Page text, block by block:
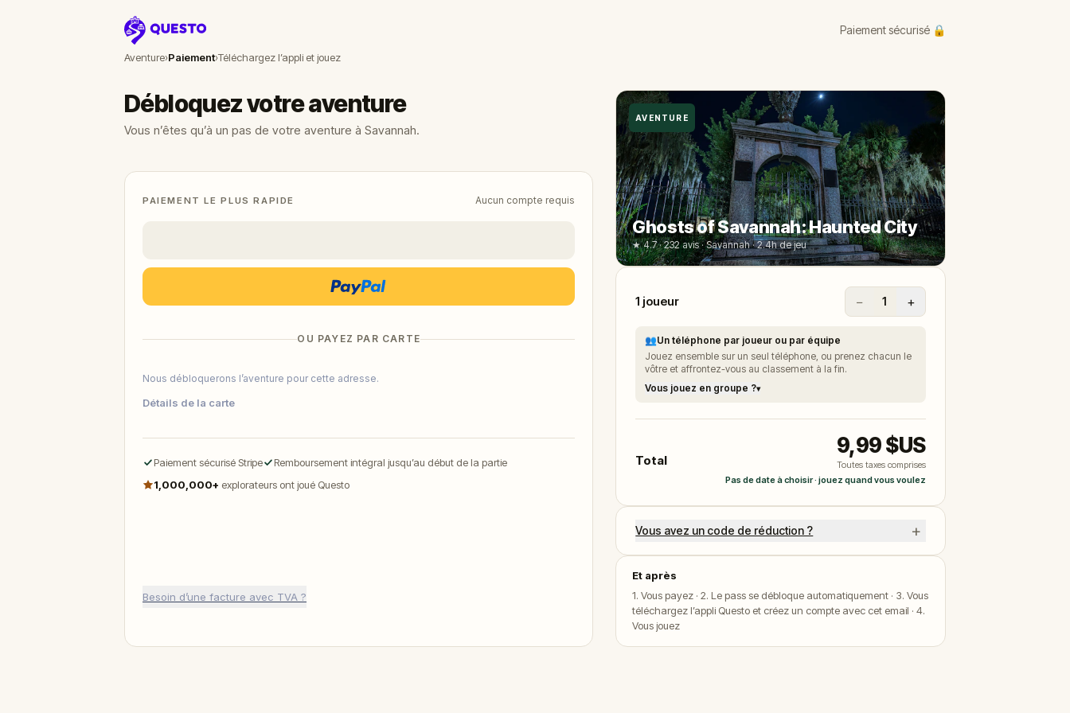
Questo
Paiement sécurisé 🔒
Aventure›Paiement›Téléchargez l’appli et jouez
Débloquez votre aventure
Vous n’êtes qu’à un pas de votre aventure à Savannah.
PAIEMENT LE PLUS RAPIDE Aucun compte requis
OU PAYEZ PAR CARTE
Nous débloquerons l’aventure pour cette adresse.
Détails de la carte
Paiement sécurisé Stripe
Remboursement intégral jusqu’au début de la partie
1,000,000+ explorateurs ont joué Questo
Besoin d’une facture avec TVA ?
AVENTURE
Ghosts of Savannah: Haunted City
★ 4.7 · 232 avis · Savannah · 2.4h de jeu
1 joueur − 1 +
👥Un téléphone par joueur ou par équipe
Jouez ensemble sur un seul téléphone, ou prenez chacun le
vôtre et affrontez-vous au classement à la fin.
Vous jouez en groupe ?▾
Total
9,99 $US
Toutes taxes comprises
Pas de date à choisir · jouez quand vous voulez
Vous avez un code de réduction ? +
Et après
1. Vous payez · 2. Le pass se débloque automatiquement · 3. Vous
téléchargez l’appli Questo et créez un compte avec cet email · 4.
Vous jouez